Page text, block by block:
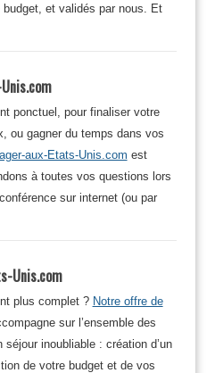
et validés par nous. Et
ponctuel, pour finaliser votre
ou gagner du temps dans vos
aux-Etats-Unis.com est
à toutes vos questions lors
sur internet (ou par
Unis.com
plus complet ? Notre offre de
sur l’ensemble des
séjour inoubliable : création d’un
de votre budget et de vos